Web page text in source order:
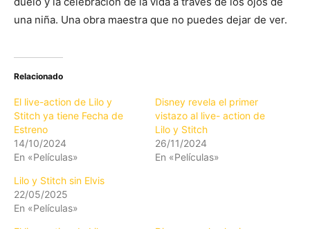
una niña. Una obra maestra que no puedes dejar de ver.
Relacionado
El live-action de Lilo y
Stitch ya tiene Fecha de
Estreno
14/10/2024
En «Películas»
Disney revela el primer
vistazo al live- action de
Lilo y Stitch
26/11/2024
En «Películas»
Lilo y Stitch sin Elvis
22/05/2025
En «Películas»